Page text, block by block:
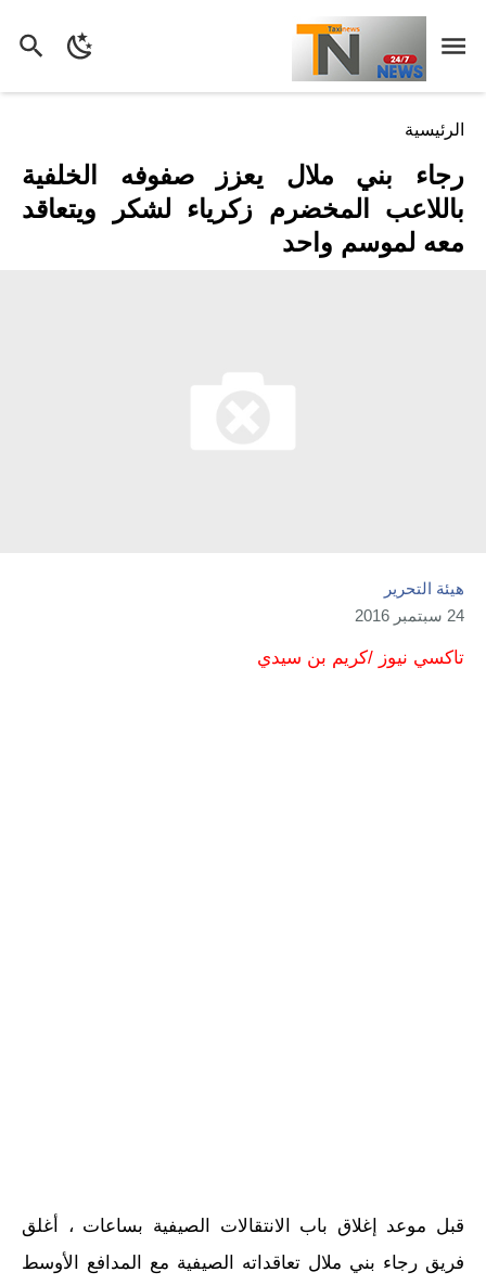
الرئيسية
رجاء بني ملال يعزز صفوفه الخلفية
باللاعب المخضرم زكرياء لشكر ويتعاقد
معه لموسم واحد
هيئة التحرير
24 سبتمبر 2016
تاكسي نيوز /كريم بن سيدي
قبل موعد إغلاق باب الانتقالات الصيفية بساعات ، أغلق
فريق رجاء بني ملال تعاقداته الصيفية مع المدافع الأوسط